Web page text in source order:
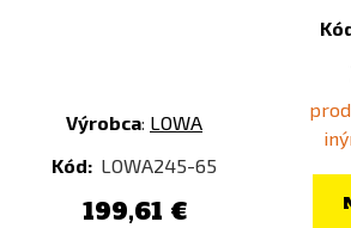
RA-TECH
Real Sword
RetroArms
Výrobca: LOWA
Kód: LOWA245-65
199,61 €